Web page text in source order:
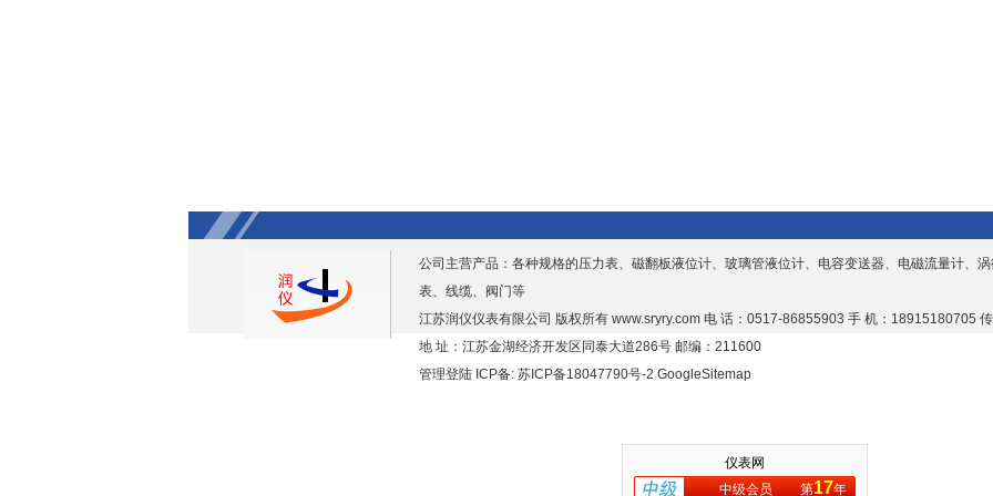
公司主营产品：各种规格的压力表、磁翻板液位计、玻璃管液位计、电容变送器、电磁流量计、
表、线缆、阀门等
江苏润仪仪表有限公司 版权所有 www.sryry.com 电 话：0517-86855903 手 机：18915180705
地 址：江苏金湖经济开发区同泰大道286号 邮编：211600
管理登陆 ICP备: 苏ICP备18047790号-2 GoogleSitemap
仪表网
中级会员
第17年